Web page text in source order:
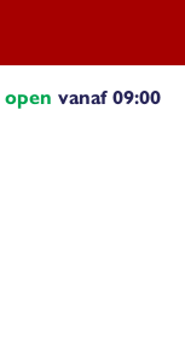
open vanaf 09:00